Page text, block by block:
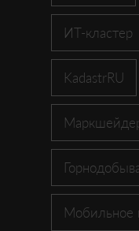
ИТ-кластер
KadastrRU
Мобильное